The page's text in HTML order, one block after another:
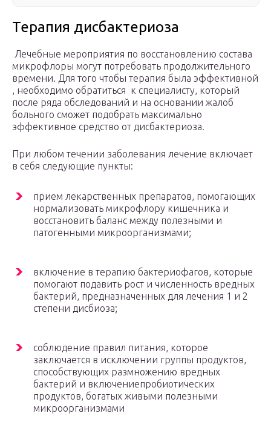
Терапия дисбактериоза
Лечебные мероприятия по восстановлению состава
микрофлоры могут потребовать продолжительного
времени. Для того чтобы терапия была эффективной
, необходимо обратиться к специалисту, который
после ряда обследований и на основании жалоб
больного сможет подобрать максимально
эффективное средство от дисбактериоза.
При любом течении заболевания лечение включает
в себя следующие пункты:
прием лекарственных препаратов, помогающих
нормализовать микрофлору кишечника и
восстановить баланс между полезными и
патогенными микроорганизмами;
включение в терапию бактериофагов, которые
помогают подавить рост и численность вредных
бактерий, предназначенных для лечения 1 и 2
степени дисбиоза;
соблюдение правил питания, которое
заключается в исключении группы продуктов,
способствующих размножению вредных
бактерий и включениепробиотических
продуктов, богатых живыми полезными
микроорганизмами